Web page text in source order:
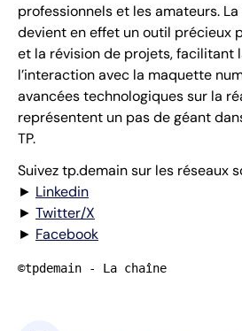
professionnels et les amateurs.
devient en effet un outil précieux
et la révision de projets, facilitant
l’interaction avec la maquette
avancées technologiques sur la
représentent un pas de géant
TP.
Suivez tp.demain sur les réseaux
► Linkedin
► Twitter/X
► Facebook
©tpdemain - La chaîne